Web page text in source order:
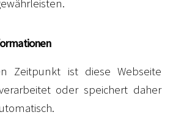
Zeitpunkt ist diese Webseite
oder speichert daher